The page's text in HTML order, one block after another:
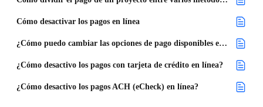
Cómo desactivar los pagos en línea
¿Cómo puedo cambiar las opciones de pago disponibles en un proyecto?
¿Cómo desactivo los pagos con tarjeta de crédito en línea?
¿Cómo desactivo los pagos ACH (eCheck) en línea?